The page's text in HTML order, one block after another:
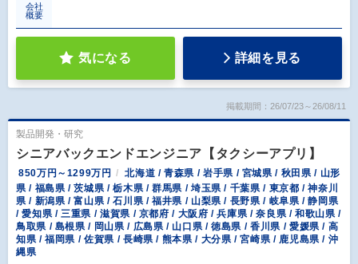
会社
概要
気になる 詳細を見る
掲載期間：26/07/23～26/08/11
製品開発・研究
シニアバックエンドエンジニア【タクシーアプリ】
850万円～1299万円
北海道 / 青森県 / 岩手県 / 宮城県 / 秋田県 / 山形
県 / 福島県 / 茨城県 / 栃木県 / 群馬県 / 埼玉県 / 千葉県 / 東京都 / 神奈川
県 / 新潟県 / 富山県 / 石川県 / 福井県 / 山梨県 / 長野県 / 岐阜県 / 静岡県
/ 愛知県 / 三重県 / 滋賀県 / 京都府 / 大阪府 / 兵庫県 / 奈良県 / 和歌山県 /
鳥取県 / 島根県 / 岡山県 / 広島県 / 山口県 / 徳島県 / 香川県 / 愛媛県 / 高
知県 / 福岡県 / 佐賀県 / 長崎県 / 熊本県 / 大分県 / 宮崎県 / 鹿児島県 / 沖
縄県